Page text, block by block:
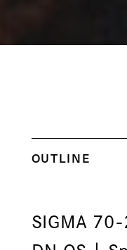
OUTLINE
SIGMA